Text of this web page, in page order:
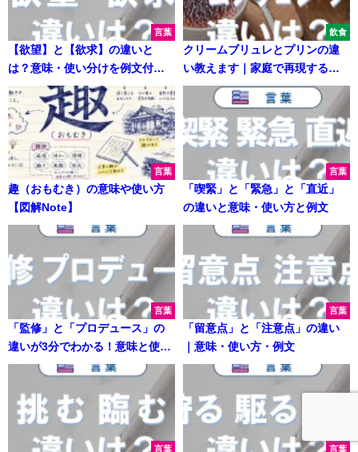
言葉
【欲望】と【欲求】の違いと
は？意味・使い分けを例文付き
で解説
飲食
クリームブリュレとプリンの違
い教えます｜家庭で再現する簡
単レシピ付
言葉
趣（おもむき）の意味や使い方
【図解Note】
言葉
「喫緊」と「緊急」と「直近」
の違いと意味・使い方と例文
言葉
「監修」と「プロデュース」の
違いが3分でわかる！意味と使い
分け解説
言葉
「留意点」と「注意点」の違い
｜意味・使い方・例文
言葉 言葉